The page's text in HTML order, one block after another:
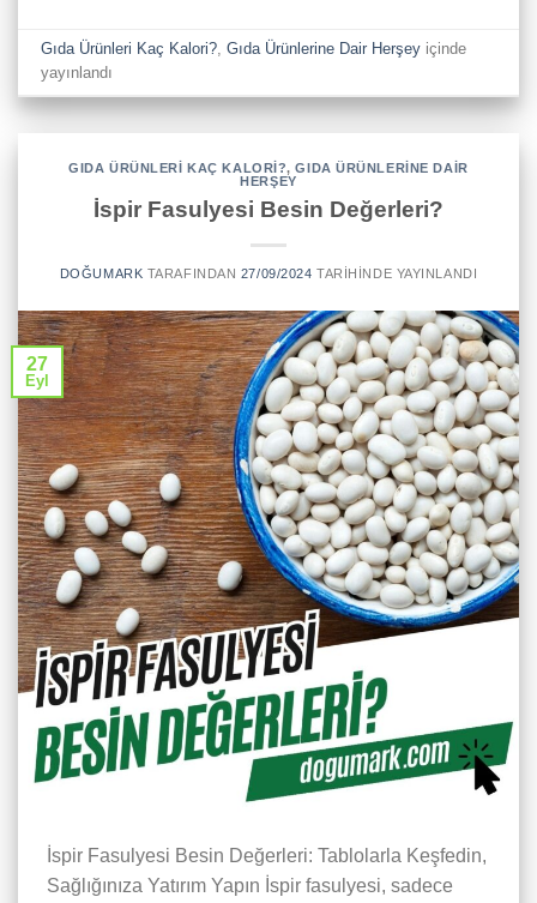
Gıda Ürünleri Kaç Kalori?,Gıda Ürünlerine Dair Herşey içinde
yayınlandı
GIDA ÜRÜNLERI KAÇ KALORI?,GIDA ÜRÜNLERINE DAIR
HERŞEY
İspir Fasulyesi Besin Değerleri?
DOĞUMARK TARAFINDAN 27/09/2024 TARIHINDE YAYINLANDI
27
Eyl
İspir Fasulyesi Besin Değerleri: Tablolarla Keşfedin,
Sağlığınıza Yatırım Yapın İspir fasulyesi, sadece